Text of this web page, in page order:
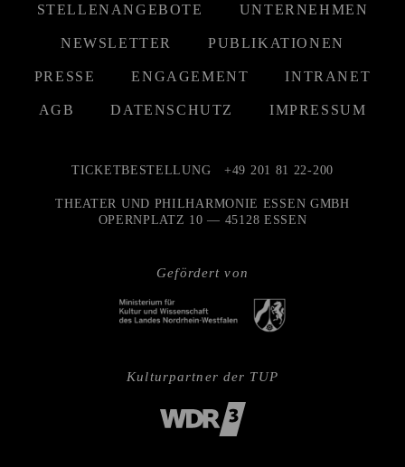
STELLENANGEBOTE UNTERNEHMEN
NEWSLETTER PUBLIKATIONEN
PRESSE ENGAGEMENT INTRANET
AGB DATENSCHUTZ IMPRESSUM
Gefördert von
TICKETBESTELLUNG +49 201 81 22-200
THEATER UND PHILHARMONIE ESSEN GMBH
OPERNPLATZ 10 — 45128 ESSEN
Kulturpartner der TUP